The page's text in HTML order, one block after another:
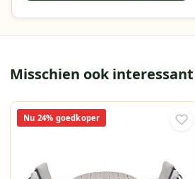
Misschien ook interessant
Nu 24% goedkoper